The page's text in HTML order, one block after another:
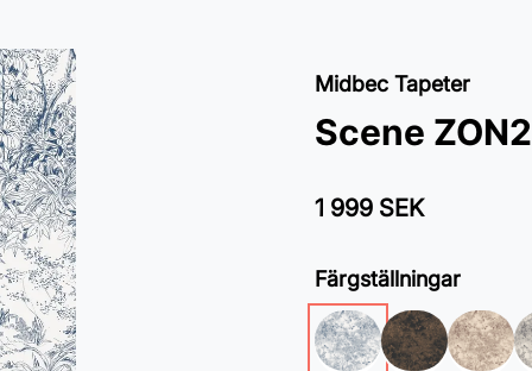
Midbec Tapeter
Scene
1 999 SEK
Färgställningar